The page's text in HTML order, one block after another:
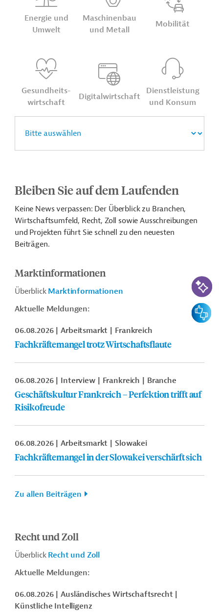
Energie und
Umwelt
Maschinen­bau
und Metall
Mobilität
Gesund­heits­
wirt­schaft
Digital­wirt­schaft
Dienst­leis­tung
und Konsum
Bleiben Sie auf dem Laufenden
Keine News verpassen: Der Überblick zu Branchen,
Wirtschaftsumfeld, Recht, Zoll sowie Ausschreibungen
und Projekten führt Sie schnell zu den neuesten
Beiträgen.
Marktinformationen
Überblick Marktinformationen
Aktuelle Meldungen:
06.08.2026 Arbeitsmarkt Frankreich
Fachkräftemangel trotz Wirtschaftsflaute
06.08.2026 Interview Frankreich Branche
Geschäftskultur Frankreich – Perfektion trifft auf
Risikofreude
06.08.2026 Arbeitsmarkt Slowakei
Fachkräftemangel in der Slowakei verschärft sich
Zu allen Beiträgen
Recht und Zoll
Überblick Recht und Zoll
Aktuelle Meldungen:
06.08.2026
Ausländisches Wirtschaftsrecht
Künstliche Intelligenz
KI-